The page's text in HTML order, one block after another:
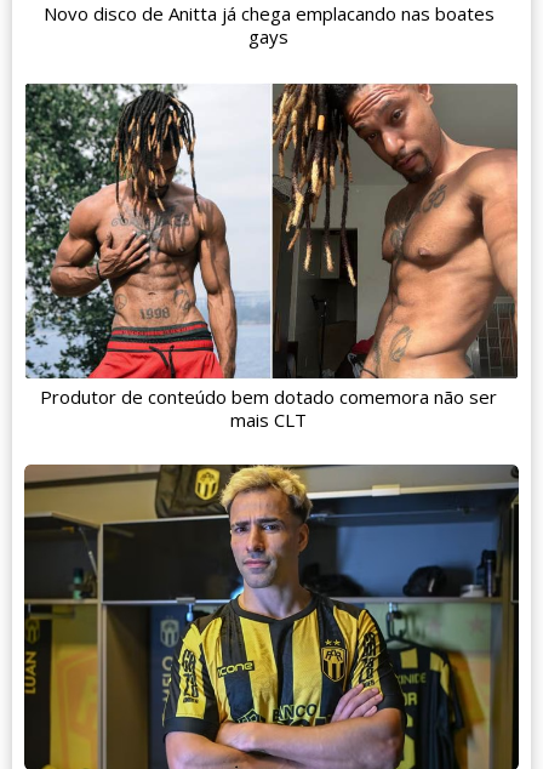
Novo disco de Anitta já chega emplacando nas boates
gays
Produtor de conteúdo bem dotado comemora não ser
mais CLT